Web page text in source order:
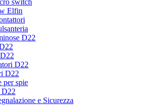
switch
Elfin
D22
D22
D22
per spie
D22
e Sicurezza